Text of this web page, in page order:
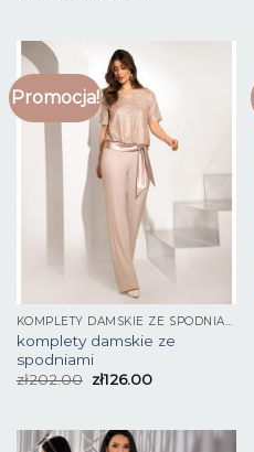
Promocja!
KOMPLETY DAMSKIE ZE SPODNIAMI
komplety damskie ze
spodniami
zł202.00 zł126.00